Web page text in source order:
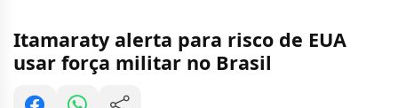
Itamaraty alerta para risco de EUA
usar força militar no Brasil